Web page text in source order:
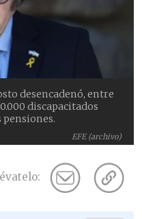
EFE (archivo)
desencadenó, entre
discapacitados